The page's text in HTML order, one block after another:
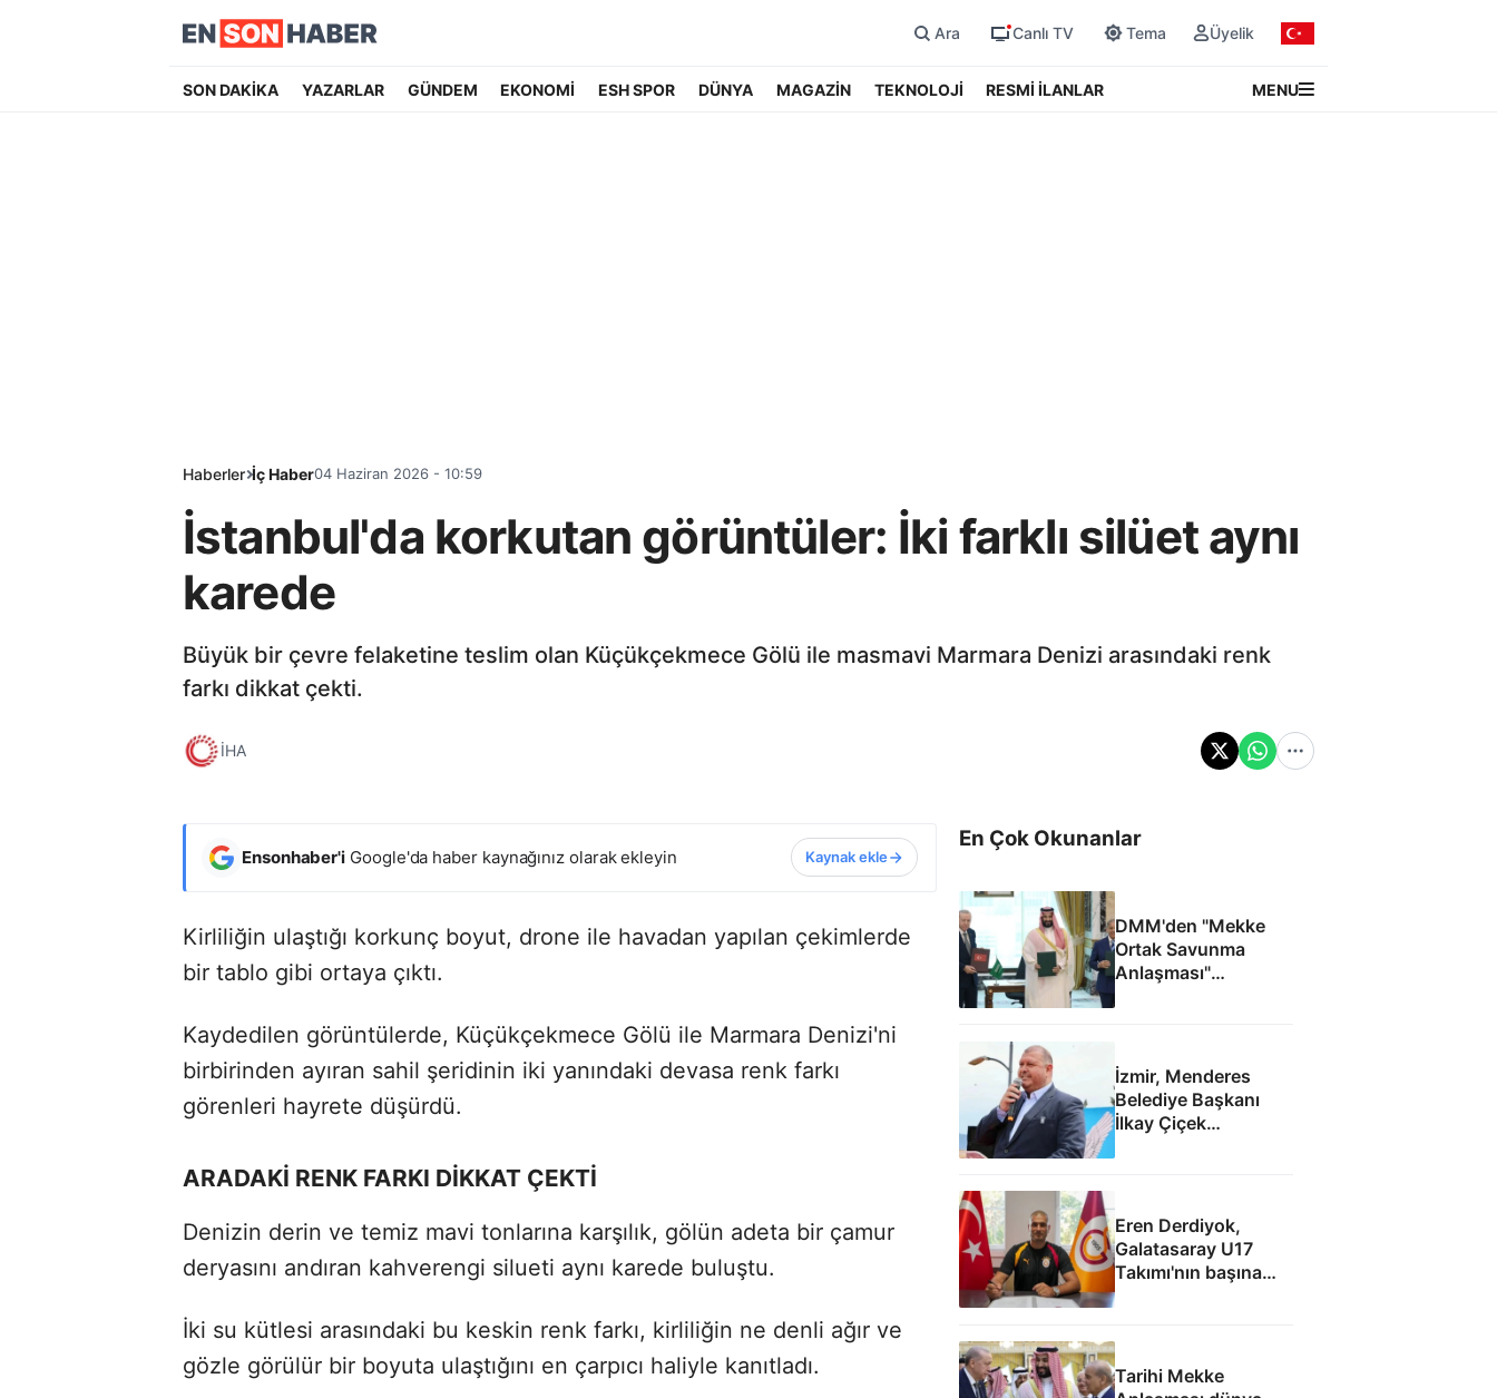
Ara Canlı TV Tema Üyelik
SON DAKİKA YAZARLAR GÜNDEM EKONOMİ ESH SPOR DÜNYA MAGAZİN TEKNOLOJİ RESMİ İLANLAR MENU
Haberler İç Haber04 Haziran 2026 - 10:59
İstanbul'da korkutan görüntüler: İki farklı silüet aynı
karede
Büyük bir çevre felaketine teslim olan Küçükçekmece Gölü ile masmavi Marmara Denizi arasındaki renk
farkı dikkat çekti.
İHA
Ensonhaber'i Google'da haber kaynağınız olarak ekleyin Kaynak ekle
Kirliliğin ulaştığı korkunç boyut, drone ile havadan yapılan çekimlerde
bir tablo gibi ortaya çıktı.
Kaydedilen görüntülerde, Küçükçekmece Gölü ile Marmara Denizi'ni
birbirinden ayıran sahil şeridinin iki yanındaki devasa renk farkı
görenleri hayrete düşürdü.
ARADAKİ RENK FARKI DİKKAT ÇEKTİ
Denizin derin ve temiz mavi tonlarına karşılık, gölün adeta bir çamur
deryasını andıran kahverengi silueti aynı karede buluştu.
İki su kütlesi arasındaki bu keskin renk farkı, kirliliğin ne denli ağır ve
gözle görülür bir boyuta ulaştığını en çarpıcı haliyle kanıtladı.
En Çok Okunanlar
DMM'den "Mekke
Ortak Savunma
Anlaşması"
iddialarına yalanlama
İzmir, Menderes
Belediye Başkanı
İlkay Çiçek
Eren Derdiyok,
Galatasaray U17
Takımı'nın başına
geçti
Tarihi Mekke